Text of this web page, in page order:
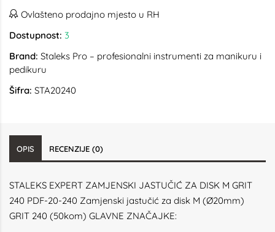
Ovlašteno prodajno mjesto u RH
Dostupnost: 3
Brand: Staleks Pro – profesionalni instrumenti za manikuru i
pedikuru
Šifra: STA20240
OPIS RECENZIJE (0)
STALEKS EXPERT ZAMJENSKI JASTUČIĆ ZA DISK M GRIT
240 PDF-20-240 Zamjenski jastučić za disk M (Ø20mm)
GRIT 240 (50kom) GLAVNE ZNAČAJKE: